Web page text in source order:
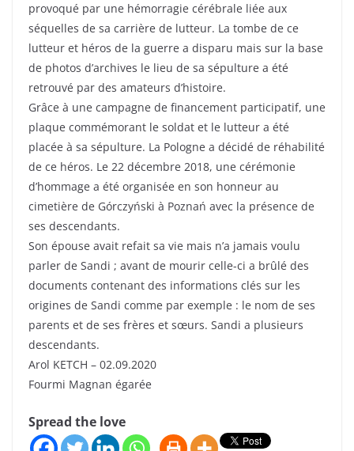
provoqué par une hémorragie cérébrale liée aux
séquelles de sa carrière de lutteur. La tombe de ce
lutteur et héros de la guerre a disparu mais sur la base
de photos d’archives le lieu de sa sépulture a été
retrouvé par des amateurs d’histoire.
Grâce à une campagne de financement participatif, une
plaque commémorant le soldat et le lutteur a été
placée à sa sépulture. La Pologne a décidé de réhabilité
de ce héros. Le 22 décembre 2018, une cérémonie
d’hommage a été organisée en son honneur au
cimetière de Górczyński à Poznań avec la présence de
ses descendants.
Son épouse avait refait sa vie mais n’a jamais voulu
parler de Sandi ; avant de mourir celle-ci a brûlé des
documents contenant des informations clés sur les
origines de Sandi comme par exemple : le nom de ses
parents et de ses frères et sœurs. Sandi a plusieurs
descendants.
Arol KETCH – 02.09.2020
Fourmi Magnan égarée
Spread the love